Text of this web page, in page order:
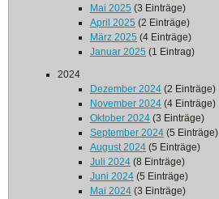
Mai 2025 (3 Einträge)
April 2025 (2 Einträge)
März 2025 (4 Einträge)
Januar 2025 (1 Eintrag)
2024
Dezember 2024 (2 Einträge)
November 2024 (4 Einträge)
Oktober 2024 (3 Einträge)
September 2024 (5 Einträge)
August 2024 (5 Einträge)
Juli 2024 (8 Einträge)
Juni 2024 (5 Einträge)
Mai 2024 (3 Einträge)